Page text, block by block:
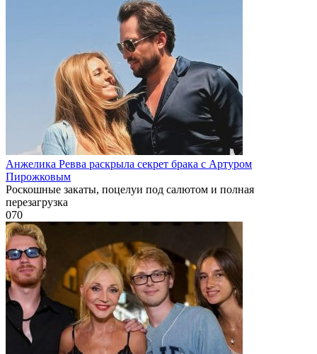
Анжелика Ревва раскрыла секрет брака с Артуром
Пирожковым
Роскошные закаты, поцелуи под салютом и полная
перезагрузка
070